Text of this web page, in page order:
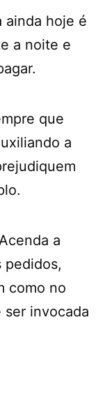
ainda hoje é
a noite e
que
a
a
pedidos,
como no
invocada